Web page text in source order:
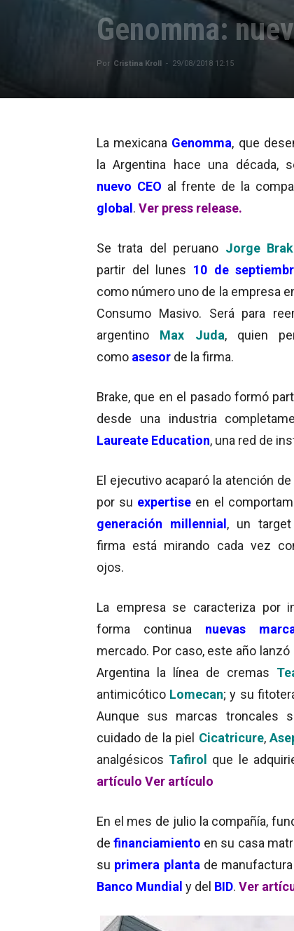
Genomma:
Por Cristina Kroll - 29/08/2018 12:15
La mexicana Genomma, que
la Argentina hace una década,
nuevo CEO al frente de la
global. Ver press release.
Se trata del peruano Jorge
partir del lunes 10 de
como número uno de la empresa
Consumo Masivo. Será para
argentino Max Juda, quien
como asesor de la firma.
Brake, que en el pasado formó
desde una industria
Laureate Education, una red de
El ejecutivo acaparó la atención
por su expertise en el
generación millennial, un
firma está mirando cada vez
ojos.
La empresa se caracteriza por
forma continua nuevas
mercado. Por caso, este año lanzó
Argentina la línea de cremas
antimicótico Lomecan; y su
Aunque sus marcas troncales
cuidado de la piel Cicatricure,
analgésicos Tafirol que le
artículo Ver artículo
En el mes de julio la compañía,
definanciamiento en su casa
su primera planta de
Banco Mundial y del BID. Ver